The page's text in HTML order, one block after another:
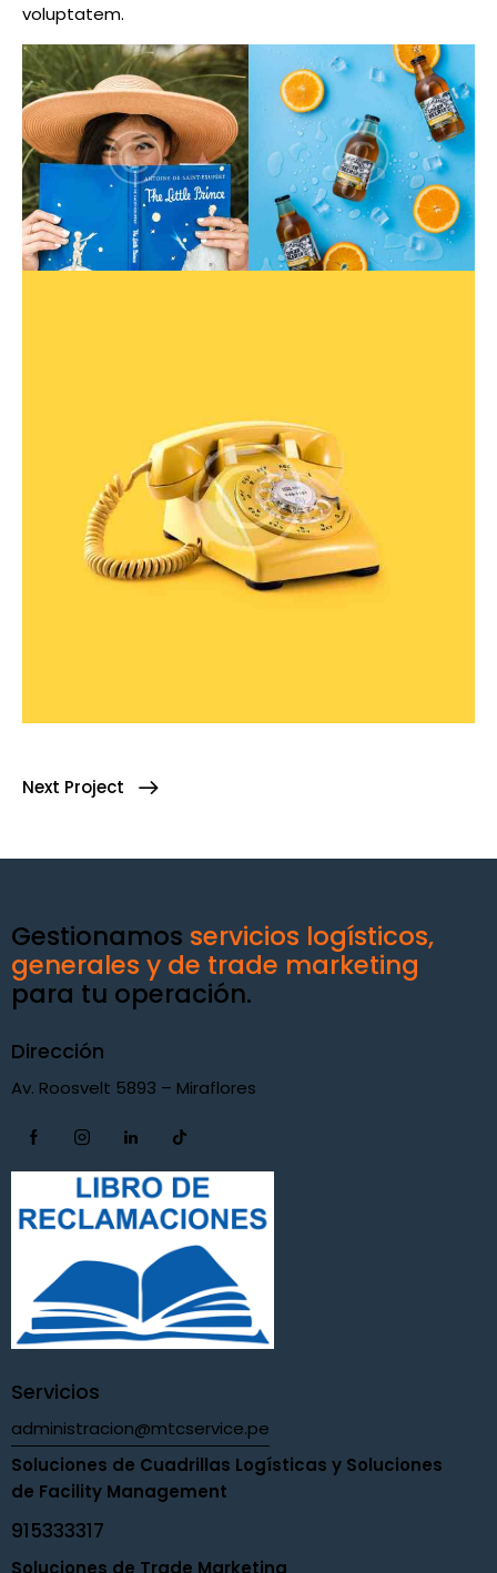
voluptatem.
Next Project
Gestionamos servicios logísticos,
generales y de trade marketing
para tu operación.
Dirección
Av. Roosvelt 5893 – Miraflores
Servicios
administracion@mtcservice.pe
Soluciones de Cuadrillas Logísticas y Soluciones
de Facility Management
915333317